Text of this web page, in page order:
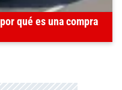
qué es una compra